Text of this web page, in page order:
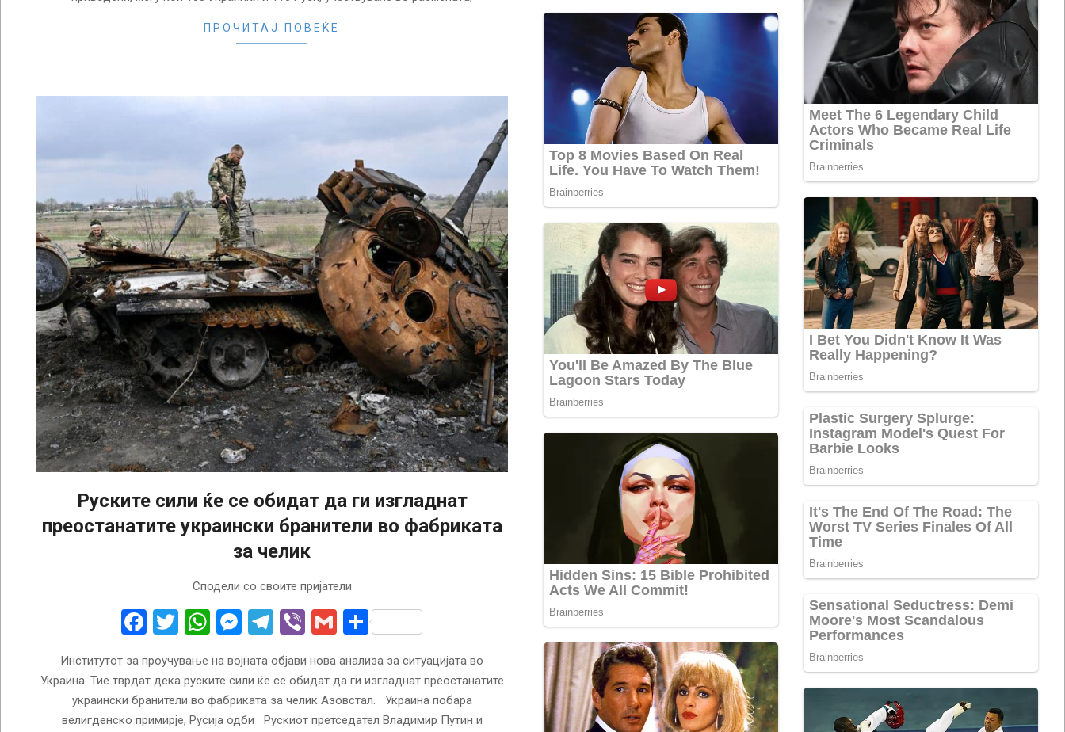
ПРОЧИТАЈ ПОВЕЌЕ
Руските сили ќе се обидат да ги изгладнат
преостанатите украински бранители во фабриката
за челик
Сподели со своите пријатели
Facebook
Twitter
WhatsApp
Messenger
Telegram
ViberGmailShare
Институтот за проучување на војната објави нова анализа за ситуацијата во
Украина. Тие тврдат дека руските сили ќе се обидат да ги изгладнат преостанатите
украински бранители во фабриката за челик Азовстал. Украина побара
велигденско примирје, Русија одби Рускиот претседател Владимир Путин и